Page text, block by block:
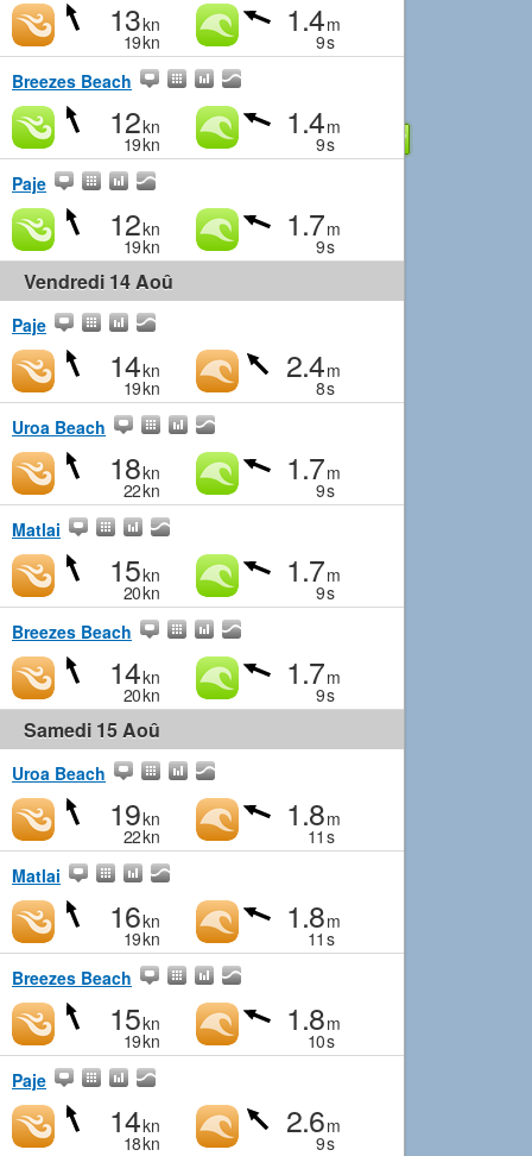
13kn
19kn
1.4m
9s
Breezes Beach
12kn
19kn
1.4m
9s
Paje
12kn
19kn
1.7m
9s
Vendredi 14 Aoû
Paje
14kn
19kn
2.4m
8s
Uroa Beach
18kn
22kn
1.7m
9s
Matlai
15kn
20kn
1.7m
9s
Breezes Beach
14kn
20kn
1.7m
9s
Samedi 15 Aoû
Uroa Beach
19kn
22kn
1.8m
11 s
Matlai
16kn
19kn
1.8m
11 s
Breezes Beach
15kn
19kn
1.8m
10s
Paje
14kn
18kn
2.6m
9s